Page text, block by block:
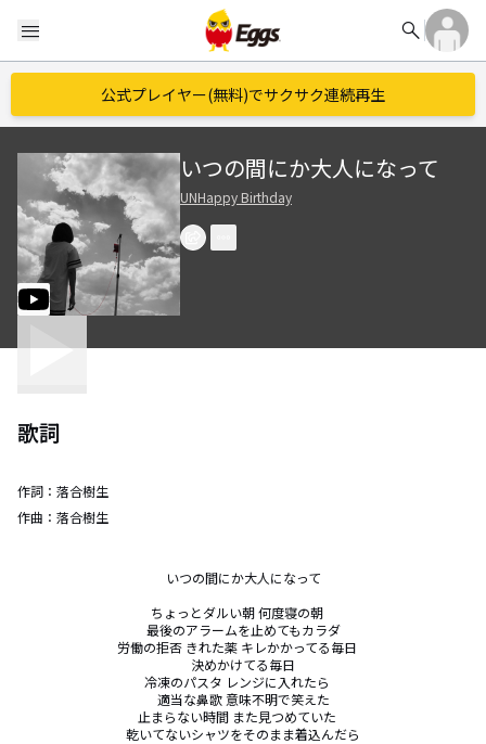
menu search
公式プレイヤー(無料)でサクサク連続再生
いつの間にか大人になって
UNHappy Birthday
歌詞
作詞： 落合樹生
作曲： 落合樹生
いつの間にか大人になって
ちょっとダルい朝 何度寝の朝
最後のアラームを止めてもカラダ
労働の拒否 きれた薬 キレかかってる毎日
決めかけてる毎日
冷凍のパスタ レンジに入れたら
適当な鼻歌 意味不明で笑えた
止まらない時間 また見つめていた
乾いてないシャツをそのまま着込んだら